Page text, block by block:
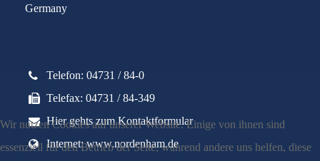
Germany
Telefon: 04731 / 84-0
Telefax: 04731 / 84-349
Hier gehts zum Kontaktformular
Internet: www.nordenham.de
Wir nutzen Cookies auf unserer Website. Einige von ihnen sind
essenziell für den Betrieb der Seite, während andere uns helfen, diese